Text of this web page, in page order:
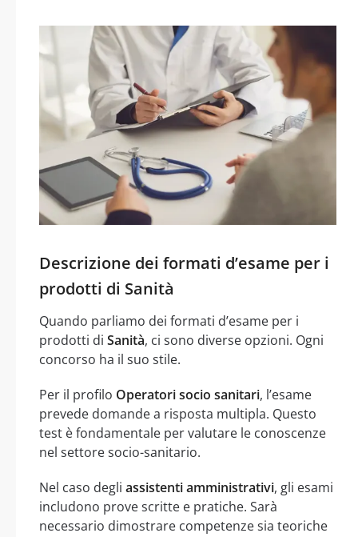
Descrizione dei formati d’esame per i
prodotti di Sanità
Quando parliamo dei formati d’esame per i
prodotti di Sanità, ci sono diverse opzioni. Ogni
concorso ha il suo stile.
Per il profilo Operatori socio sanitari, l’esame
prevede domande a risposta multipla. Questo
test è fondamentale per valutare le conoscenze
nel settore socio-sanitario.
Nel caso degli assistenti amministrativi, gli esami
includono prove scritte e pratiche. Sarà
necessario dimostrare competenze sia teoriche